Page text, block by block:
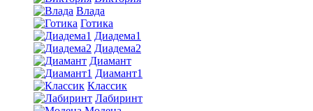
Влада
Готика
Диадема1
Диадема2
Диамант
Диамант1
Классик
Лабиринт